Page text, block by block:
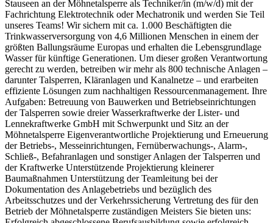
Stauseen an der Möhnetalsperre als Techniker/in (m/w/d) mit der
Fachrichtung Elektrotechnik oder Mechatronik und werden Sie Teil
unseres Teams! Wir sichern mit ca. 1.000 Beschäftigten die
Trinkwasserversorgung von 4,6 Millionen Menschen in einem der
größten Ballungsräume Europas und erhalten die Lebensgrundlage
Wasser für künftige Generationen. Um dieser großen Verantwortung
gerecht zu werden, betreiben wir mehr als 800 technische Anlagen –
darunter Talsperren, Kläranlagen und Kanalnetze – und erarbeiten
effiziente Lösungen zum nachhaltigen Ressourcenmanagement. Ihre
Aufgaben: Betreuung von Bauwerken und Betriebseinrichtungen
der Talsperren sowie dreier Wasserkraftwerke der Lister- und
Lennekraftwerke GmbH mit Schwerpunkt und Sitz an der
Möhnetalsperre Eigenverantwortliche Projektierung und Erneuerung
der Betriebs-, Messeinrichtungen, Fernüberwachungs-, Alarm-,
Schließ-, Befahranlagen und sonstiger Anlagen der Talsperren und
der Kraftwerke Unterstützende Projektierung kleinerer
Baumaßnahmen Unterstützung der Teamleitung bei der
Dokumentation des Anlagebetriebs und bezüglich des
Arbeitsschutzes und der Verkehrssicherung Vertretung des für den
Betrieb der Möhnetalsperre zuständigen Meisters Sie bieten uns: